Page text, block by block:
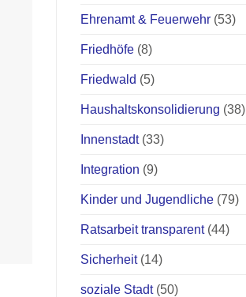
Ehrenamt & Feuerwehr (53)
Friedhöfe (8)
Friedwald (5)
Haushaltskonsolidierung (38)
Innenstadt(33)
Integration (9)
Kinder und Jugendliche (79)
Ratsarbeit transparent(44)
Sicherheit(14)
soziale Stadt(50)